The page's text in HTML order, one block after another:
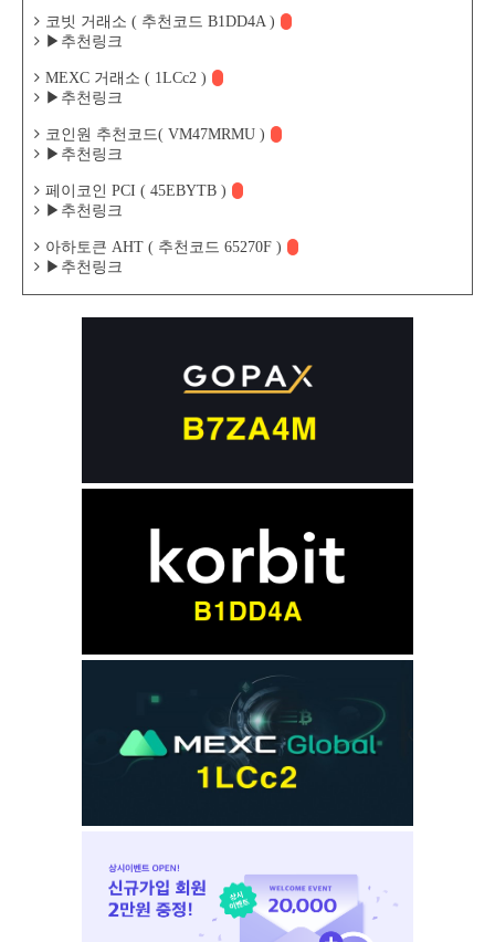
코빗 거래소 ( 추천코드 B1DD4A )
▶추천링크
MEXC 거래소 ( 1LCc2 )
▶추천링크
코인원 추천코드( VM47MRMU )
▶추천링크
페이코인 PCI ( 45EBYTB )
▶추천링크
아하토큰 AHT ( 추천코드 65270F )
▶추천링크